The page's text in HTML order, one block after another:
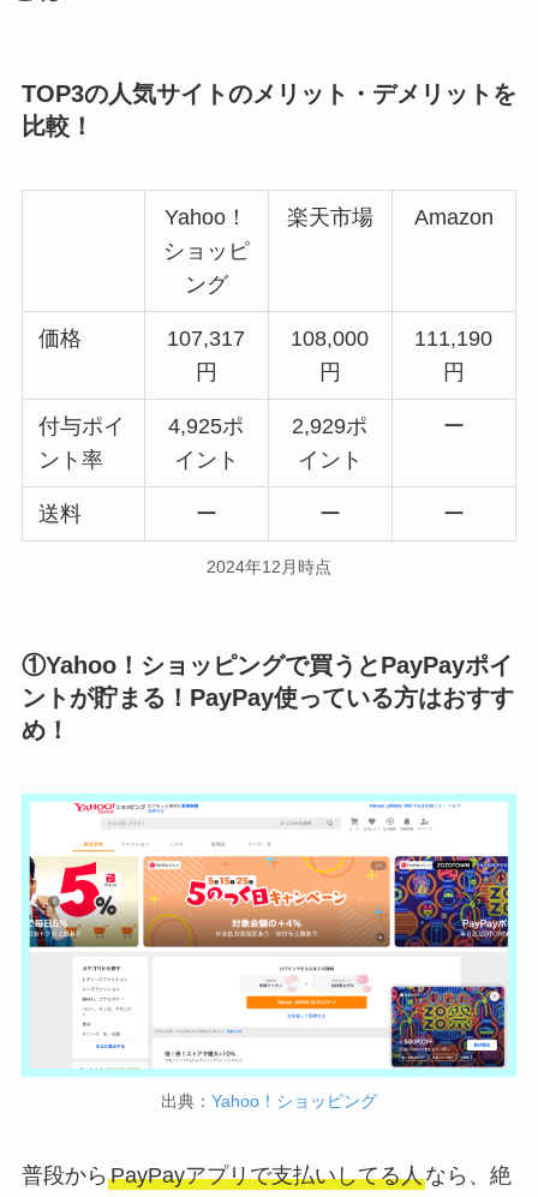
TOP3の人気サイトのメリット・デメリットを
比較！
Yahoo！
ショッピ
ング
楽天市場 Amazon
価格
107,317
円
108,000
円
111,190
円
付与ポイ
ント率
4,925ポ
イント
2,929ポ
イント
ー
送料 ー ー ー
2024年12月時点
①Yahoo！ショッピングで買うとPayPayポイ
ントが貯まる！PayPay使っている方はおすす
め！
出典： Yahoo！ショッピング
普段から PayPayアプリで支払いしてる人なら、絶